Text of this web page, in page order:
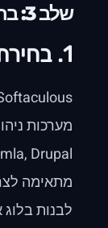
שלב 3: בחירת אפליקציה להתקנה
1. בחירת סוג האתר
מתאימה